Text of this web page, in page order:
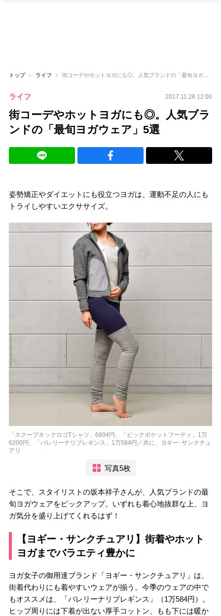
トップ ライフ 街コーデやホットヨガにも◎。人気ブランドの「最旬ヨガウェア」5選
ライフ 2017.11.28 12:00
街コーデやホットヨガにも◎。人気ブラ
ンドの「最旬ヨガウェア」5選
姿勢矯正やダイエットにも役立つヨガは、運動不足の人にも
トライしやすいエクササイズ。
「スクープネックロゴTシャツ」6804円、「ビックポケットフーディ」1万
6200円、「バレリーナリブレギンス」1万584円／共に、ヨギー･サンクチュ
アリ
写真5枚
そこで、スタイリストの坂本祥子さんが、人気ブランドの最
旬ヨガウェアをピックアップ。いずれも着心地抜群な上、ヨ
ガ気分を盛り上げてくれるはず！
【ヨギー・サンクチュアリ】街着やホット
ヨガまでバラエティ豊かに
ヨガ女子の御用達ブランド「ヨギー・サンクチュアリ」は、
街着代わりにも着やすいウェアが揃う。今季のウェアの中で
もオススメは、「バレリーナリブレギンス」（1万584円）。
ヒップ周りには下着が出ない厚手コットン、もも下には暖か